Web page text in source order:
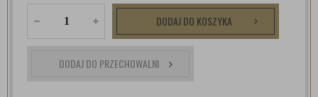
DODAJ DO KOSZYKA
DODAJ DO PRZECHOWALNI